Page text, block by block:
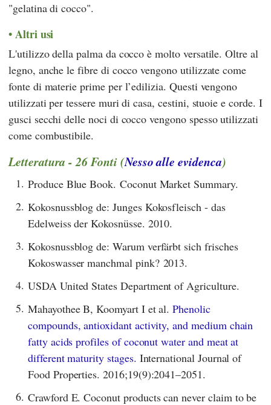
"gelatina di cocco".
Altri usi
L'utilizzo della palma da cocco è molto versatile. Oltre al
legno, anche le fibre di cocco vengono utilizzate come
fonte di materie prime per l’edilizia. Questi vengono
utilizzati per tessere muri di casa, cestini, stuoie e corde. I
gusci secchi delle noci di cocco vengono spesso utilizzati
come combustibile.
Letteratura - 26 Fonti (Nesso alle evidenca)
1. Produce Blue Book. Coconut Market Summary.
2. Kokosnussblog de: Junges Kokosfleisch - das
Edelweiss der Kokosnüsse. 2010.
3. Kokosnussblog de: Warum verfärbt sich frisches
Kokoswasser manchmal pink? 2013.
4. USDA United States Department of Agriculture.
5. Mahayothee B, Koomyart I et al.Phenolic
compounds, antioxidant activity, and medium chain
fatty acids profiles of coconut water and meat at
different maturity stages. International Journal of
Food Properties. 2016;19(9):2041–2051.
6. Crawford E. Coconut products can never claim to be